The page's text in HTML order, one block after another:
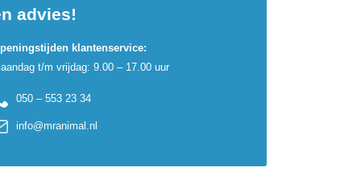
advies!
klantenservice:
t/m vrijdag: 9.00 – 17.00 uur
050 – 553 23 34
info@mranimal.nl